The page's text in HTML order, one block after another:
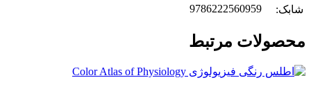
شابک:
9786222560959
محصولات مرتبط